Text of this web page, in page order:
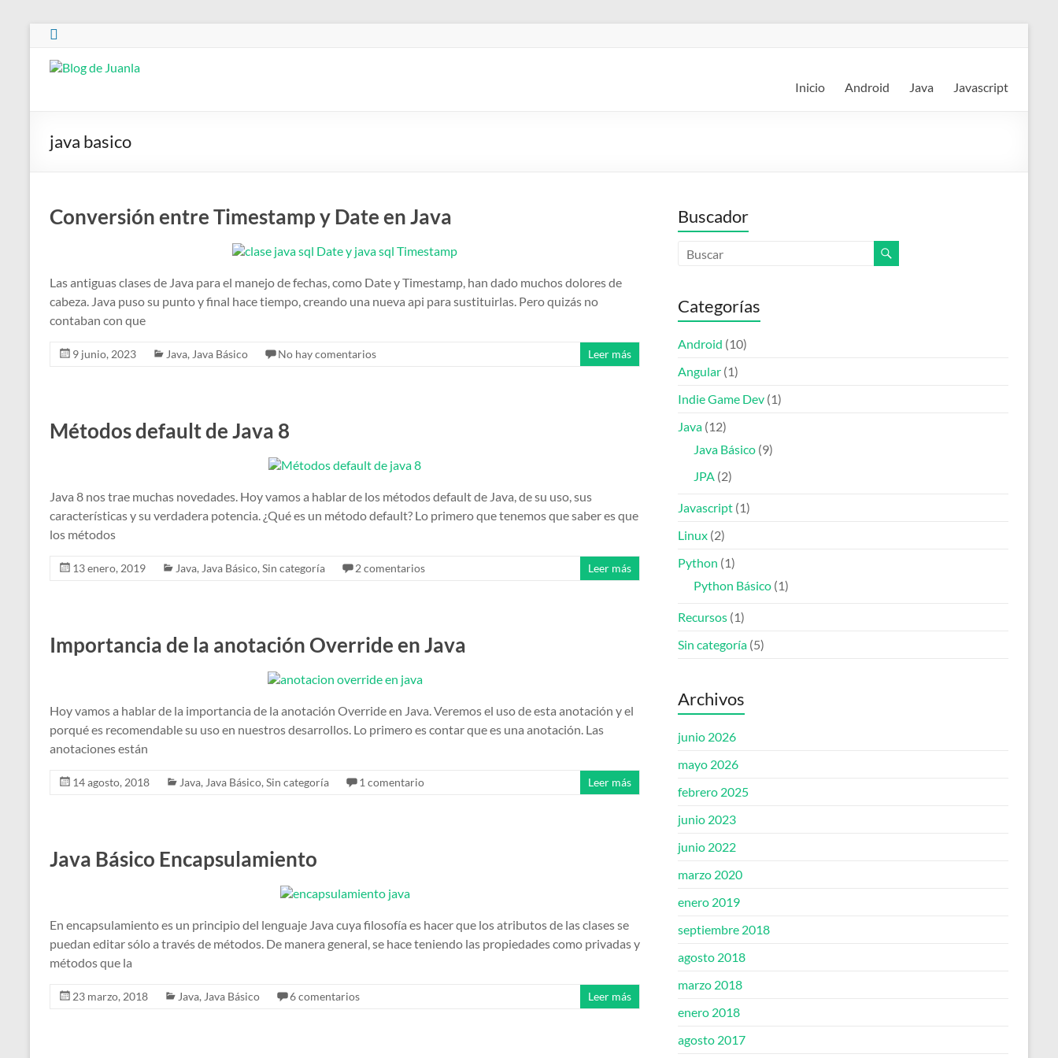
Saltar
contenido
Blog
Juanla
Inicio Android Java Javascript
java basico
Conversión entre Timestamp y Date en Java
Las antiguas clases de Java para el manejo de fechas, como Date y Timestamp, han dado muchos dolores de
cabeza. Java puso su punto y final hace tiempo, creando una nueva api para sustituirlas. Pero quizás no
contaban con que
9 junio, 2023 Java, Java Básico No hay comentarios Leer más
Métodos default de Java 8
Java 8 nos trae muchas novedades. Hoy vamos a hablar de los métodos default de Java, de su uso, sus
características y su verdadera potencia. ¿Qué es un método default? Lo primero que tenemos que saber es que
los métodos
13 enero, 2019 Java, Java Básico, Sin categoría 2 comentarios Leer más
Importancia de la anotación Override en Java
Hoy vamos a hablar de la importancia de la anotación Override en Java. Veremos el uso de esta anotación y el
porqué es recomendable su uso en nuestros desarrollos. Lo primero es contar que es una anotación. Las
anotaciones están
14 agosto, 2018 Java, Java Básico, Sin categoría 1 comentario Leer más
Java Básico Encapsulamiento
En encapsulamiento es un principio del lenguaje Java cuya filosofía es hacer que los atributos de las clases se
puedan editar sólo a través de métodos. De manera general, se hace teniendo las propiedades como privadas y
métodos que la
23 marzo, 2018 Java, Java Básico 6 comentarios Leer más
Buscador
Categorías
Android (10)
Angular (1)
Indie Game Dev (1)
Java (12)
Java Básico (9)
JPA (2)
Javascript (1)
Linux (2)
Python (1)
Python Básico (1)
Recursos (1)
Sin categoría (5)
Archivos
junio 2026
mayo 2026
febrero 2025
junio 2023
junio 2022
marzo 2020
enero 2019
septiembre 2018
agosto 2018
marzo 2018
enero 2018
agosto 2017